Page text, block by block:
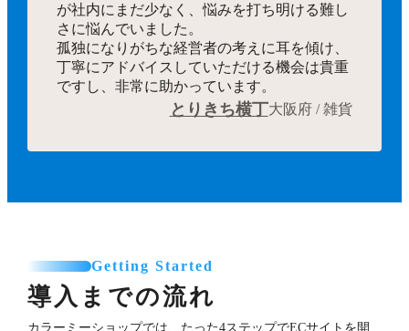
が社内にまだ少なく、悩みを打ち明ける難し
さに悩んでいました。
孤独になりがちな経営者の考えに耳を傾け、
丁寧にアドバイスしていただける機会は貴重
ですし、非常に助かっています。
とりきち横丁大阪府 / 雑貨
Getting Started
導入までの流れ
カラーミーショップでは、たった4ステップでECサイトを開